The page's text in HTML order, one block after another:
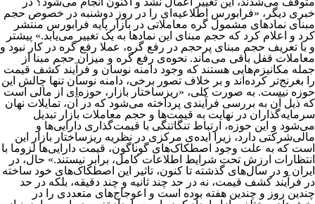
خبری دیگر، «فرابورس اطلاعیه‌ای را در روز دوشنبه در خصوص حجم
مبنای نمادهای مشمول گره معاملاتی در بازار پایه فرابورس منتشر
کرد و اعلام کرد که حجم مبنای این نمادها به یک تغییر می‌یابد.» پیشتر
و با تعریف حجم مبنای پرحجم در رفع گره، عملا رفع گره در کار نبود و
معاملات قفل باقی می‌ماند. نحوه‌ی رفع گره و میزان حجم مبنا از
جمله مکانیزم‌هایی هستند که وجود دامنه نوسان و فرآیند کشف قیمت
را بغرنج‌تر کرده‌اند و بر خلاف تصور برخی، دامنه نوسان تنها چالش این
حوزه نیست. به صورت کلی، «ریزساختار بازار، حوزه‌ای از مالی است
که ذیل آن به بررسی فرآیندی پرداخته می‌شود که در آن، تمایلات نهان
سرمایه‌گذاران در نهایت به قیمت‌ها و حجم معاملات بازار تبدیل
می‌شود و این حوزه، ارتباط تنگاتنگی با قیمت‌گذاری دارایی‌ها و
مالی‌شرکتی دارد، زیرا ایده‌ی مرکزی در نظریه ریزساختار بازار این
است که به علت وجود اصطکاک‌های گوناگون، قیمت دارایی‌ها لزوما با
انتظارات ارزش تحت شرایط اطلاعات کامل، برابر نیستند.» حال، در
ایران و در سال‌های گذشته تا کنون، تاثیر این اصطکاک‌های خود ساخته
در فرآیند کشف قیمت، نه در حد چند ثانیه و چند دقیقه، بلکه در حد
چندین روز و چندین هفته بوده است و اعوجاج‌های متعددی را در